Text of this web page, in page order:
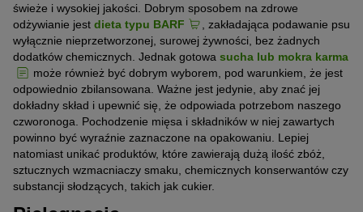
świeże i wysokiej jakości. Dobrym sposobem na zdrowe
odżywianie jest dieta typu BARF
, zakładająca podawanie psu
wyłącznie nieprzetworzonej, surowej żywności, bez żadnych
dodatków chemicznych. Jednak gotowa sucha lub mokra karma
może również być dobrym wyborem, pod warunkiem, że jest
odpowiednio zbilansowana. Ważne jest jedynie, aby znać jej
dokładny skład i upewnić się, że odpowiada potrzebom naszego
czworonoga. Pochodzenie mięsa i składników w niej zawartych
powinno być wyraźnie zaznaczone na opakowaniu. Lepiej
natomiast unikać produktów, które zawierają dużą ilość zbóż,
sztucznych wzmacniaczy smaku, chemicznych konserwantów czy
substancji słodzących, takich jak cukier.